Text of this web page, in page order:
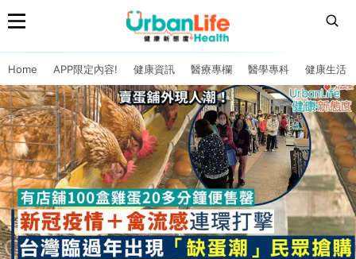
Home APP限定內容! 健康資訊 醫療專欄 醫學專科 健康生活